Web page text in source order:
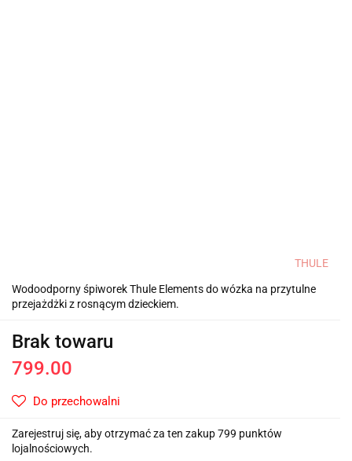
THULE
Wodoodporny śpiworek Thule Elements do wózka na przytulne
przejażdżki z rosnącym dzieckiem.
Brak towaru
799.00
Do przechowalni
Zarejestruj się, aby otrzymać za ten zakup 799 punktów
lojalnościowych.